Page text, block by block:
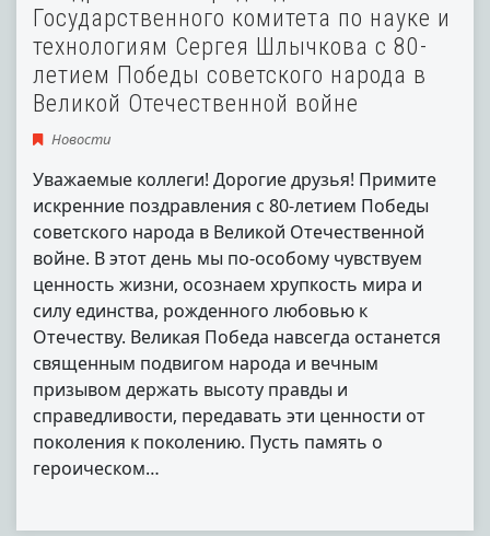
Государственного комитета по науке и
технологиям Сергея Шлычкова с 80-
летием Победы советского народа в
Великой Отечественной войне
Новости
Уважаемые коллеги! Дорогие друзья! Примите
искренние поздравления с 80-летием Победы
советского народа в Великой Отечественной
войне. В этот день мы по-особому чувствуем
ценность жизни, осознаем хрупкость мира и
силу единства, рожденного любовью к
Отечеству. Великая Победа навсегда останется
священным подвигом народа и вечным
призывом держать высоту правды и
справедливости, передавать эти ценности от
поколения к поколению. Пусть память о
героическом…